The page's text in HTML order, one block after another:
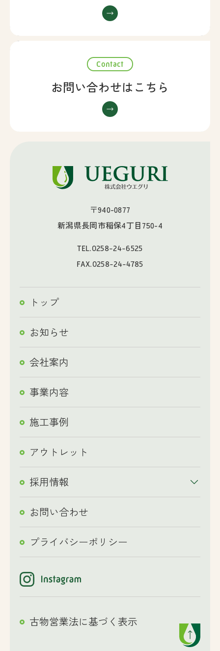
Contact
お問い合わせはこちら
〒940-0877
新潟県長岡市稲保4丁目750-4
TEL.0258-24-6525
FAX.0258-24-4785
トップ
お知らせ
会社案内
事業内容
施工事例
アウトレット
採用情報
お問い合わせ
プライバシーポリシー
古物営業法に基づく表示